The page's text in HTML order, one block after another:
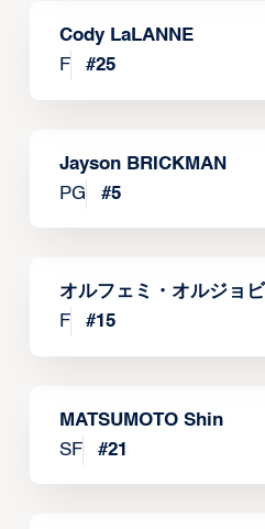
Cody LaLANNE
F
#25
Jayson BRICKMAN
PG
#5
オルフェミ・オルジョビ
F
#15
MATSUMOTO Shin
SF
#21